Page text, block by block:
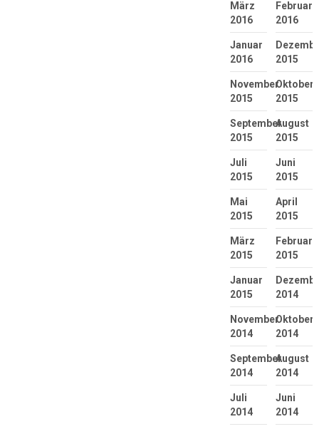
März
2016
Februar
2016
Januar
2016
2015
November
2015
Oktober
2015
September
2015
August
2015
Juli
2015
Juni
2015
Mai
2015
April
2015
März
2015
Februar
2015
Januar
2015
2014
November
2014
Oktober
2014
September
2014
August
2014
Juli
2014
Juni
2014